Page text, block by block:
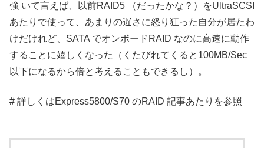
強 いて言えば、以前RAID5 （だったかな？）をUltraSCSI
あたりで使って、あまりの遅さに怒り狂った自分が居たわ
けだけれど、SATA でオンボードRAID なのに高速に動作
することに嬉しくなった（くたびれてくると100MB/Sec
以下になるから倍と考えることもできるし）。
# 詳しくはExpress5800/S70 のRAID 記事あたりを参照